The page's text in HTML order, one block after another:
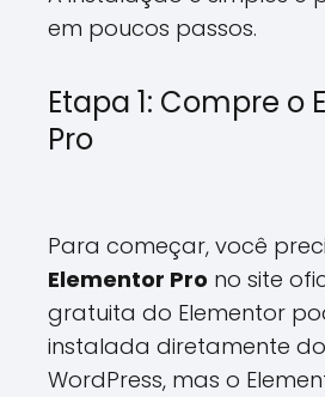
em poucos passos.
Etapa 1: Compre o
Pro
Para começar, você
Elementor Pro no site
gratuita do Elementor
instalada diretamente
WordPress, mas o